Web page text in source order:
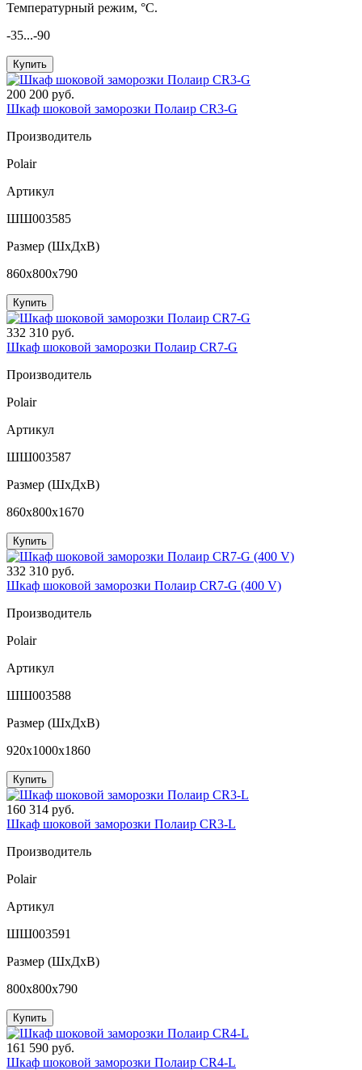
Температурный режим, °C.
-35...-90
Купить
200 200 руб.
Шкаф шоковой заморозки Полаир CR3-G
Производитель
Polair
Артикул
ШШ003585
Размер (ШxДхВ)
860x800x790
Купить
332 310 руб.
Шкаф шоковой заморозки Полаир CR7-G
Производитель
Polair
Артикул
ШШ003587
Размер (ШxДхВ)
860x800x1670
Купить
332 310 руб.
Шкаф шоковой заморозки Полаир CR7-G (400 V)
Производитель
Polair
Артикул
ШШ003588
Размер (ШxДхВ)
920x1000x1860
Купить
160 314 руб.
Шкаф шоковой заморозки Полаир CR3-L
Производитель
Polair
Артикул
ШШ003591
Размер (ШxДхВ)
800x800x790
Купить
161 590 руб.
Шкаф шоковой заморозки Полаир CR4-L